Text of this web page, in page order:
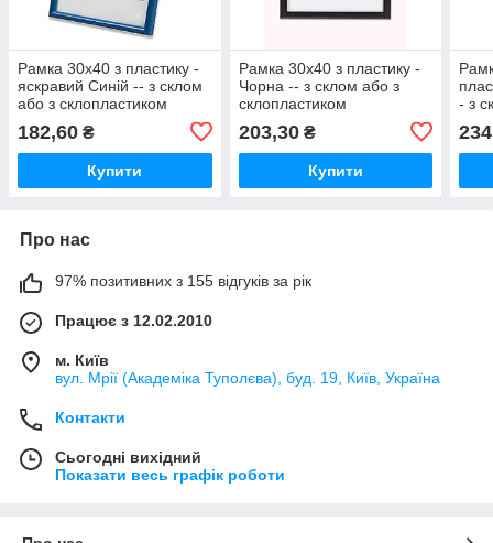
Рамка 30х40 з пластику -
яскравий Синій -- з склом
або з склопластиком
182,60 ₴
Купити
Рамка 30х40 з пластику -
Чорна -- з склом або з
склопластиком
203,30₴
Купити
- з
Про нас
97% позитивних з 155 відгуків за рік
Працює з 12.02.2010
м. Київ
вул. Мрії (Академіка Туполєва), буд. 19, Київ, Україна
Контакти
Сьогодні вихідний
Показати весь графік роботи